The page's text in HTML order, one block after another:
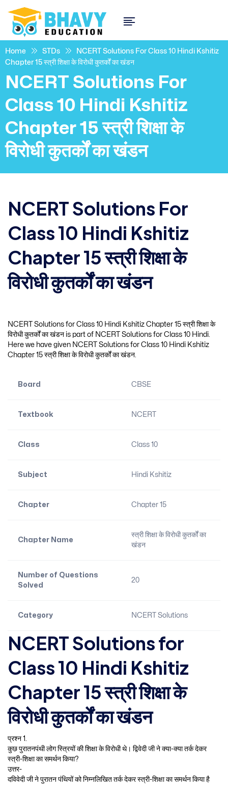
Home STDs
NCERT Solutions For Class 10 Hindi Kshitiz
Chapter 15 स्त्री शिक्षा के विरोधी कुतर्कों का खंडन
NCERT Solutions For
Class 10 Hindi Kshitiz
Chapter 15 स्त्री शिक्षा के
विरोधी कुतर्कों का खंडन
NCERT Solutions For
Class 10 Hindi Kshitiz
Chapter 15 स्त्री शिक्षा के
विरोधी कुतर्कों का खंडन
NCERT Solutions for Class 10 Hindi Kshitiz Chapter 15 स्त्री शिक्षा के
विरोधी कुतर्कों का खंडन is part of NCERT Solutions for Class 10 Hindi.
Here we have given NCERT Solutions for Class 10 Hindi Kshitiz
Chapter 15 स्त्री शिक्षा के विरोधी कुतर्कों का खंडन.
Board CBSE
Textbook NCERT
Class Class 10
Subject Hindi Kshitiz
Chapter Chapter 15
Chapter Name
स्त्री शिक्षा के विरोधी कुतर्कों का
खंडन
Number of Questions
Solved
20
Category NCERT Solutions
NCERT Solutions for
Class 10 Hindi Kshitiz
Chapter 15 स्त्री शिक्षा के
विरोधी कुतर्कों का खंडन
प्रश्न 1.
कुछ पुरातनपंथी लोग स्त्रियों की शिक्षा के विरोधी थे। द्विवेदी जी ने क्या-क्या तर्क देकर
स्त्री-शिक्षा का समर्थन किया?
उत्तर-
दविवेदी जी ने पुरातन पंथियों को निम्नलिखित तर्क देकर स्त्री-शिक्षा का समर्थन किया है